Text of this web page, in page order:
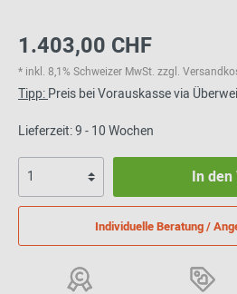
1.403,00 CHF
* inkl. 8,1% Schweizer MwSt. zzgl.
Tipp:Preis bei Vorauskasse via
Lieferzeit: 9 - 10 Wochen
In
Individuelle Beratung /